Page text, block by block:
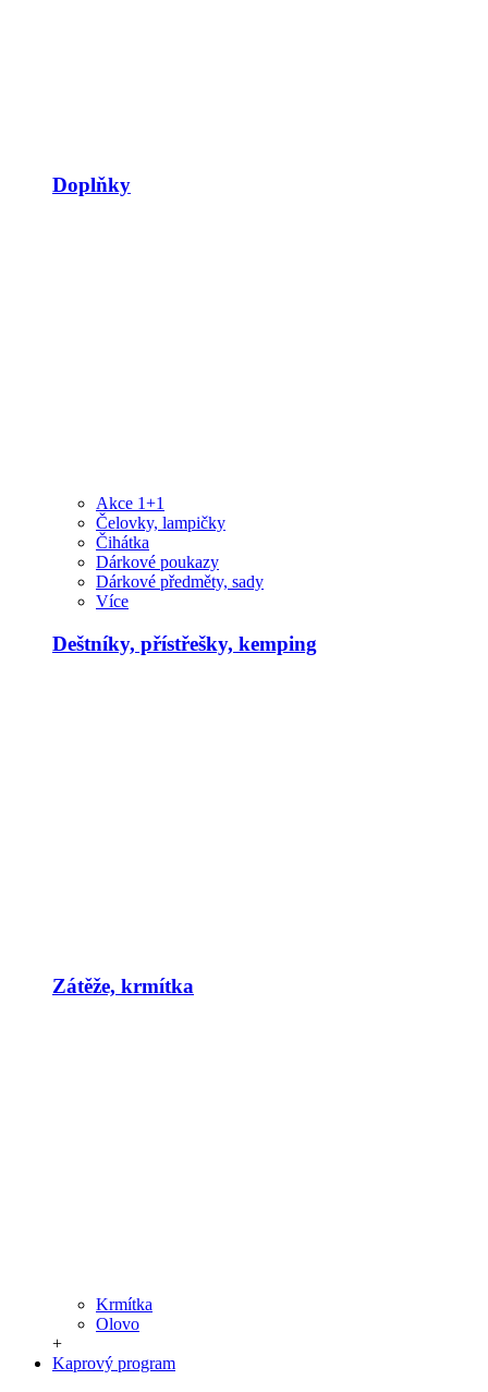
Doplňky
Akce 1+1
Čelovky, lampičky
Čihátka
Dárkové poukazy
Dárkové předměty, sady
Více
Deštníky, přístřešky, kemping
Zátěže, krmítka
Krmítka
Olovo
+
Kaprový program